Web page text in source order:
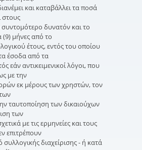
και καταβάλλει τα ποσά
στους
συντομότερο δυνατόν και το
(9) μήνες από το
έτους, εντός του οποίου
έσοδα από τα
εάν αντικειμενικοί λόγοι, που
με την
εκ μέρους των χρηστών, τον
ταυτοποίηση των δικαιούχων
των
με τις ερμηνείες και τους
επιτρέπουν
διαχείρισης - ή κατά